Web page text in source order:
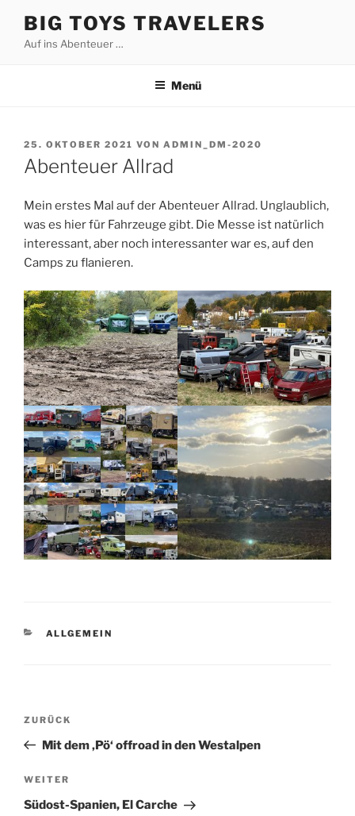
Inhalt
springen
BIG TOYS TRAVELERS
Auf ins Abenteuer …
Menü
VERÖFFENTLICHT
AM
25. OKTOBER 2021 VON ADMIN_DM-2020
Abenteuer Allrad
Mein erstes Mal auf der Abenteuer Allrad. Unglaublich,
was es hier für Fahrzeuge gibt. Die Messe ist natürlich
interessant, aber noch interessanter war es, auf den
Camps zu flanieren.
KATEGORIEN
ALLGEMEIN
Beitragsnavigation
Vorheriger
Beitrag
ZURÜCK
Mit dem ‚Pö‘ offroad in den Westalpen
Nächster
Beitrag
WEITER
Südost-Spanien, El Carche